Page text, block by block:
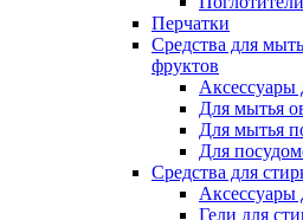
Перчатки
Средства для
фруктов
Аксессуары
Для мытья
Для мытья
Для
Средства для
Аксессуары
Гели для